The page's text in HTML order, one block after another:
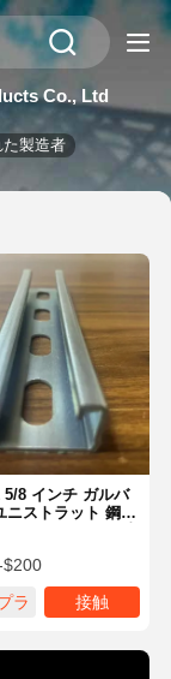
Co., Ltd
製造者
5/8 インチ ガルバ
ニストラット 鋼筋
ト C チャネル 地
$200
ラ
接触